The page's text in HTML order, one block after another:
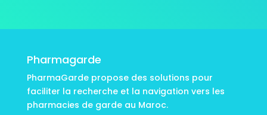
Pharmagarde
PharmaGarde propose des solutions pour
faciliter la recherche et la navigation vers les
pharmacies de garde au Maroc.